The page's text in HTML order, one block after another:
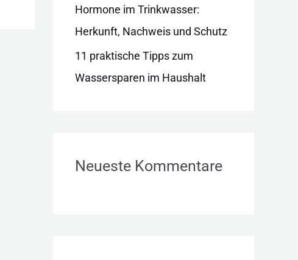
Hormone im Trinkwasser:
Herkunft, Nachweis und Schutz
11 praktische Tipps zum
Wassersparen im Haushalt
Neueste Kommentare